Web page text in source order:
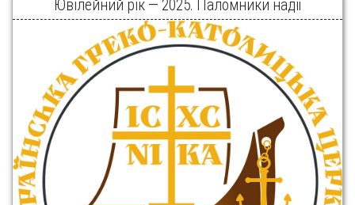
Ювілейний рік — 2025. Паломники надії